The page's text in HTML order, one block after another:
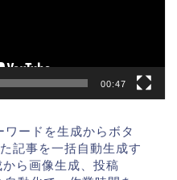
00:47
ワードを生成からボタ
記事を一括自動生成す
ら画像生成、投稿